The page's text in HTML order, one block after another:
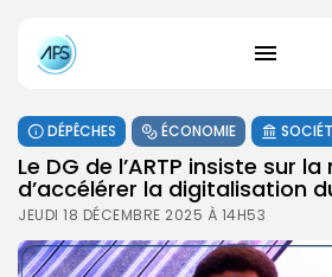
DÉPÊCHES ÉCONOMIE
Le DG de l’ARTP insiste sur
d’accélérer la digitalisation
JEUDI 18 DÉCEMBRE 2025 À 14H53